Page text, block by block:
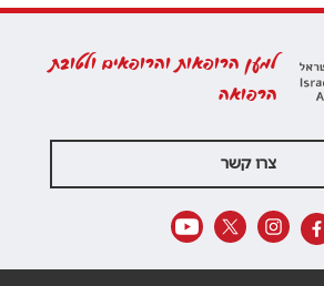
למען הרופאות והרופאים ולטובת
הרפואה
צרו קשר